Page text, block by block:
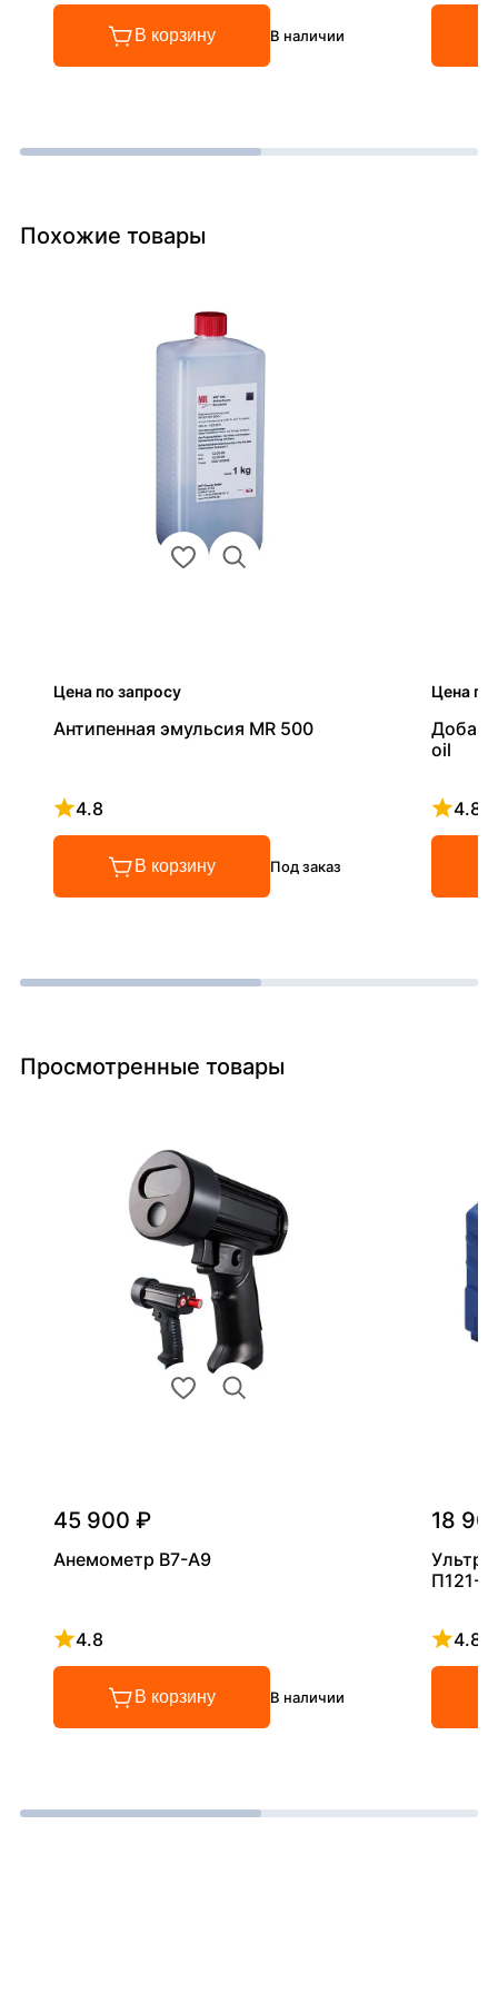
В корзину В наличии
Похожие товары
Цена по запросу
Антипенная эмульсия MR 500
4.8
Рейтинг 4.8 из 5
В корзину Под заказ
Цена по
oil
4.8
Просмотренные товары
45 900 ₽
Анемометр В7-А9
4.8
Рейтинг 4.8 из 5
В корзину В наличии
18
П121-
4.8